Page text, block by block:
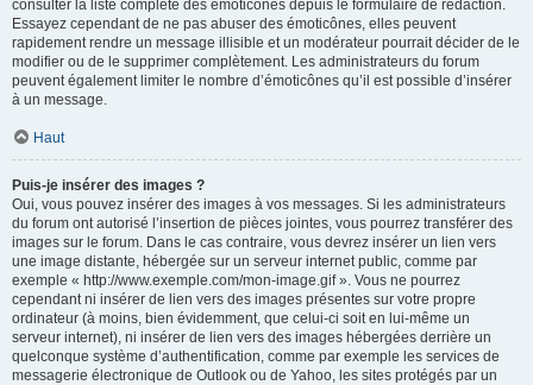
consulter la liste complète des émoticônes depuis le formulaire de rédaction.
Essayez cependant de ne pas abuser des émoticônes, elles peuvent
rapidement rendre un message illisible et un modérateur pourrait décider de le
modifier ou de le supprimer complètement. Les administrateurs du forum
peuvent également limiter le nombre d’émoticônes qu’il est possible d’insérer
à un message.
Haut
Puis-je insérer des images ?
Oui, vous pouvez insérer des images à vos messages. Si les administrateurs
du forum ont autorisé l’insertion de pièces jointes, vous pourrez transférer des
images sur le forum. Dans le cas contraire, vous devrez insérer un lien vers
une image distante, hébergée sur un serveur internet public, comme par
exemple « http://www.exemple.com/mon-image.gif ». Vous ne pourrez
cependant ni insérer de lien vers des images présentes sur votre propre
ordinateur (à moins, bien évidemment, que celui-ci soit en lui-même un
serveur internet), ni insérer de lien vers des images hébergées derrière un
quelconque système d’authentification, comme par exemple les services de
messagerie électronique de Outlook ou de Yahoo, les sites protégés par un